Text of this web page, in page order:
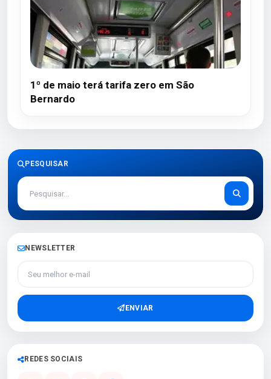
1º de maio terá tarifa zero em São
Bernardo
PESQUISAR
NEWSLETTER
Seu melhor e-mail
ENVIAR
REDES SOCIAIS